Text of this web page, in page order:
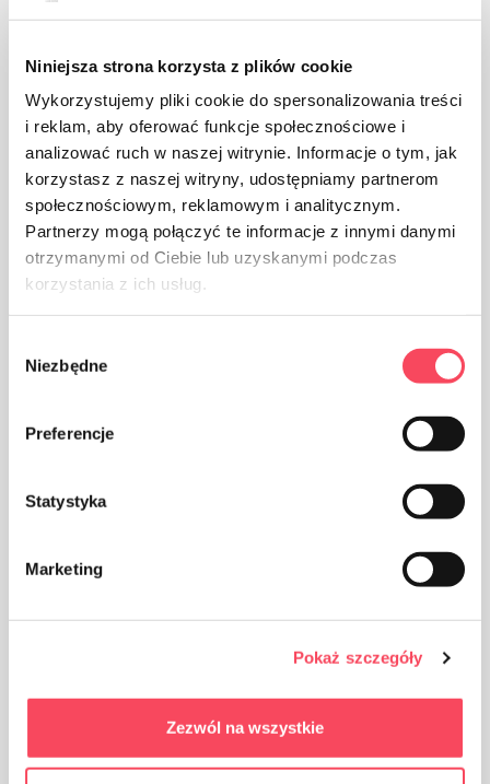
Niniejsza strona korzysta z plików cookie
Wykorzystujemy pliki cookie do spersonalizowania treści
i reklam, aby oferować funkcje społecznościowe i
analizować ruch w naszej witrynie. Informacje o tym, jak
korzystasz z naszej witryny, udostępniamy partnerom
społecznościowym, reklamowym i analitycznym.
Partnerzy mogą połączyć te informacje z innymi danymi
otrzymanymi od Ciebie lub uzyskanymi podczas
korzystania z ich usług.
zgody
Niezbędne
Preferencje
Statystyka
Marketing
Pokaż szczegóły
Zezwól na wszystkie
Produkt przeznaczony do kontaktu z żywnością, nie
Opakowanie wykonane z Polipropylenu, PP uważany
naszego zdrowia